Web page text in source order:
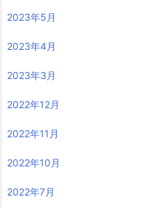
2023年5月
2023年4月
2023年3月
2022年12月
2022年11月
2022年10月
2022年7月